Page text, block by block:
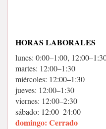
HORAS LABORALES
lunes: 0:00–1:00,
martes: 12:00–1:30
miércoles: 12:00–1:30
jueves: 12:00–1:30
viernes: 12:00–2:30
sábado: 12:00–24:00
domingo: Cerrado